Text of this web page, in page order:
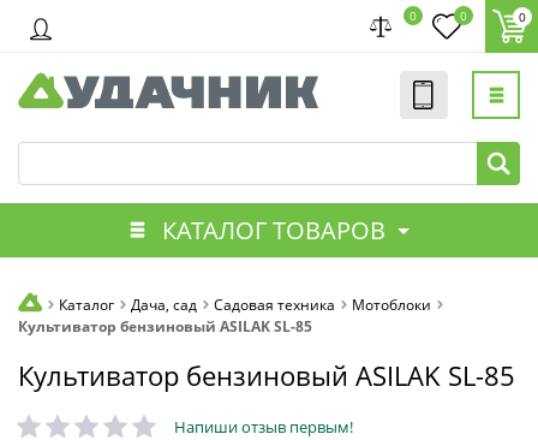
0 0 0
КАТАЛОГ ТОВАРОВ
Каталог Дача, сад Садовая техника
Мотоблоки
Культиватор бензиновый ASILAK SL-85
Культиватор бензиновый ASILAK SL-85
Напиши отзыв первым!